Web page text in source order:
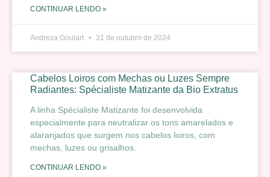
CONTINUAR LENDO »
Andreza Goulart 31 de outubro de 2024
Cabelos Loiros com Mechas ou Luzes Sempre
Radiantes: Spécialiste Matizante da Bio Extratus
A linha Spécialiste Matizante foi desenvolvida
especialmente para neutralizar os tons amarelados e
alaranjados que surgem nos cabelos loiros, com
mechas, luzes ou grisalhos.
CONTINUAR LENDO »